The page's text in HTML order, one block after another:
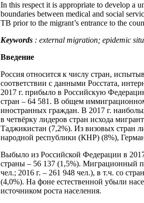
In this respect it is appropriate to develop a
boundaries between medical and social
TB prior to the migrant’s entrance to the
Keywords : external migration; epidemic
Введение
Россия относится к числу стран,
соответствии с данными Росстата,
2017 г. прибыло в Российскую
стран – 64 581. В общем
иностранных граждан. В 2017 г.
в четвёрку лидеров стран исхода
Таджикистан (7,2%). Из визовых стран
народной республики (КНР) (8%),
Выбыло из Российской Федерации в
страны – 56 137 (1,5%). Миграционный
чел.; 2016 г. – 261 948 чел.), в т.ч. со
(4,0%). На фоне естественной убыли
источником роста населения.